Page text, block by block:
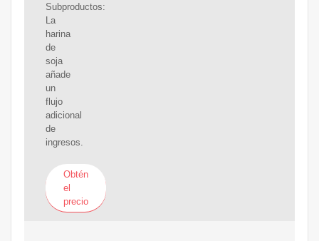
Subproductos:
La
harina
de
soja
añade
un
flujo
adicional
de
ingresos.
Obtén
el
precio